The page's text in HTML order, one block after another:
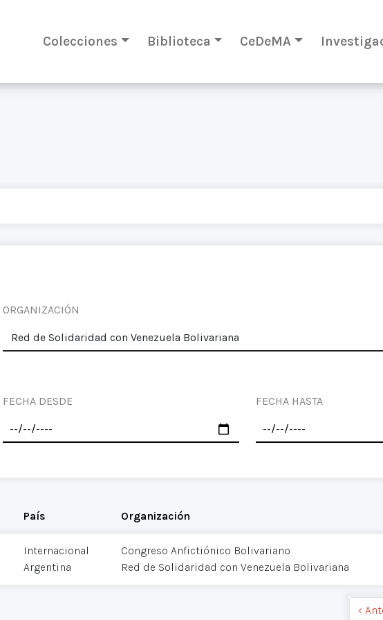
Colecciones Biblioteca CeDeMA
ORGANIZACIÓN
FECHA DESDE FECHA HASTA
País Organización
Internacional
Argentina
Congreso Anfictiónico Bolivariano
Red de Solidaridad con Venezuela Bolivariana
‹